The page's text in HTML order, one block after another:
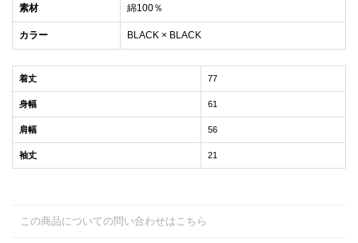
素材 綿100％
カラー BLACK × BLACK
着丈 77
身幅 61
肩幅 56
袖丈 21
この商品についての問い合わせはこちら